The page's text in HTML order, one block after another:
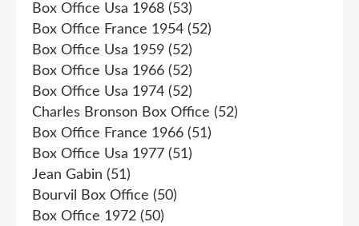
Box Office Usa 1968 (53)
Box Office France 1954 (52)
Box Office Usa 1959 (52)
Box Office Usa 1966 (52)
Box Office Usa 1974 (52)
Charles Bronson Box Office (52)
Box Office France 1966 (51)
Box Office Usa 1977 (51)
Jean Gabin (51)
Bourvil Box Office (50)
Box Office 1972 (50)